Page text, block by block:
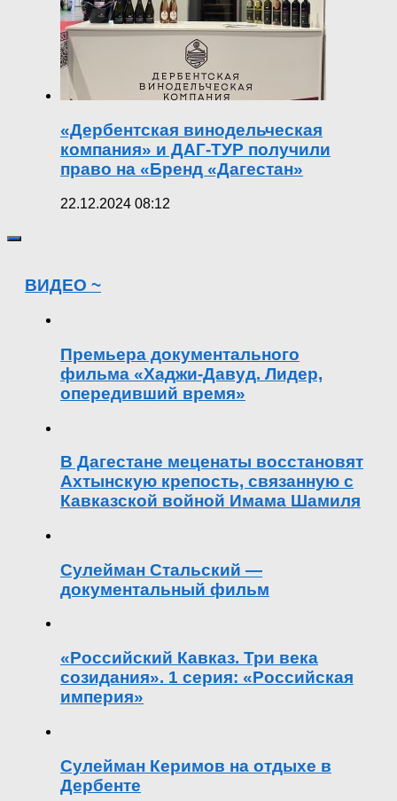
«Дербентская винодельческая
компания» и ДАГ-ТУР получили
право на «Бренд «Дагестан»
22.12.2024 08:12
ВИДЕО ~
Премьера документального
фильма «Хаджи-Давуд. Лидер,
опередивший время»
В Дагестане меценаты восстановят
Ахтынскую крепость, связанную с
Кавказской войной Имама Шамиля
Сулейман Стальский —
документальный фильм
«Российский Кавказ. Три века
созидания». 1 серия: «Российская
империя»
Сулейман Керимов на отдыхе в
Дербенте